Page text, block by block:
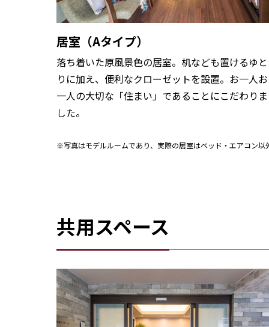
居室（Aタイプ）
落ち着いた原風景色の居室。机なども置けるゆと
りに加え、便利なクローゼットを設置。お一人お
一人の大切な「住まい」であることにこだわりま
した。
※写真はモデルルームであり、実際の居室はベッド・エアコン
共用スペース